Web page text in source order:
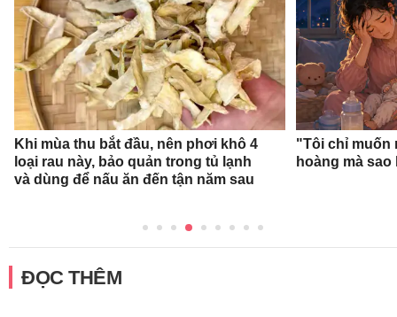
Khi mùa thu bắt đầu, nên phơi khô 4
loại rau này, bảo quản trong tủ lạnh
và dùng để nấu ăn đến tận năm sau
"Tôi chỉ muốn
hoàng mà
ĐỌC THÊM